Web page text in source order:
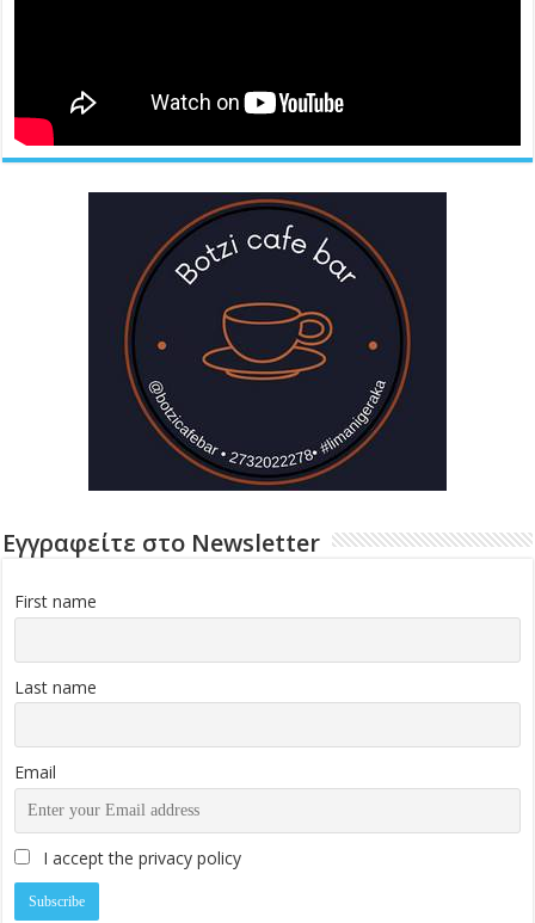
Εγγραφείτε στο Newsletter
First name
Last name
Email
I accept the privacy policy